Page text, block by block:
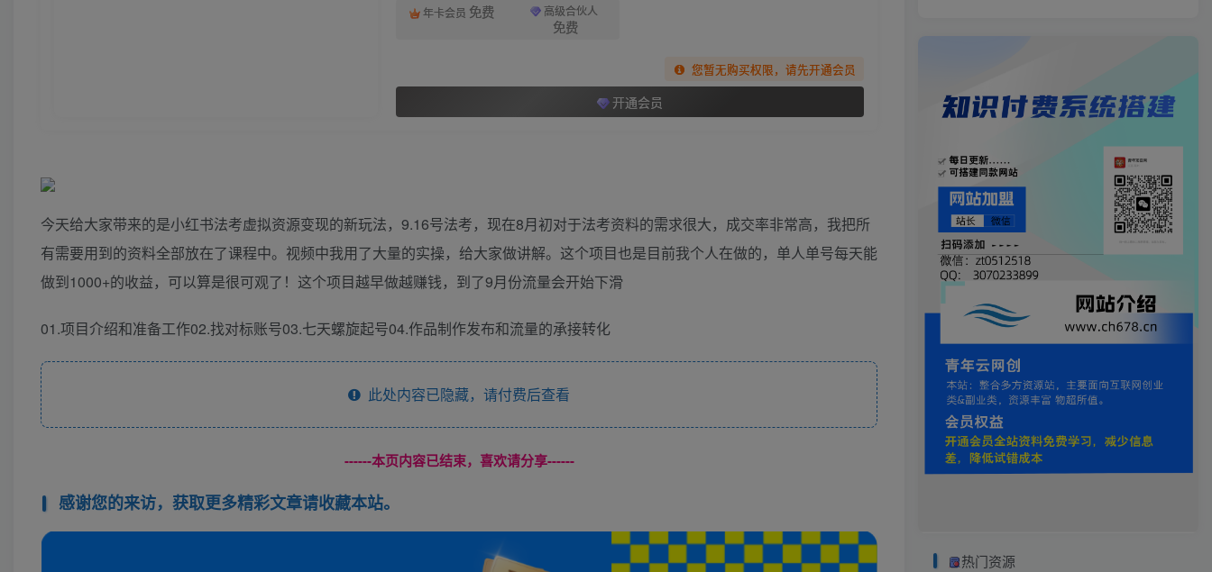
年卡会员 免费 高级合伙人
免费
您暂无购买权限，请先开通会员
开通会员
今天给大家带来的是小红书法考虚拟资源变现的新玩法，9.16号法考，现在8月初对于法考资料的需求很大，成交率非常高，我把所
有需要用到的资料全部放在了课程中。视频中我用了大量的实操，给大家做讲解。这个项目也是目前我个人在做的，单人单号每天能
做到1000+的收益，可以算是很可观了！这个项目越早做越赚钱，到了9月份流量会开始下滑
01.项目介绍和准备工作02.找对标账号03.七天螺旋起号04.作品制作发布和流量的承接转化
此处内容已隐藏，请付费后查看
------本页内容已结束，喜欢请分享------
感谢您的来访，获取更多精彩文章请收藏本站。
热门资源